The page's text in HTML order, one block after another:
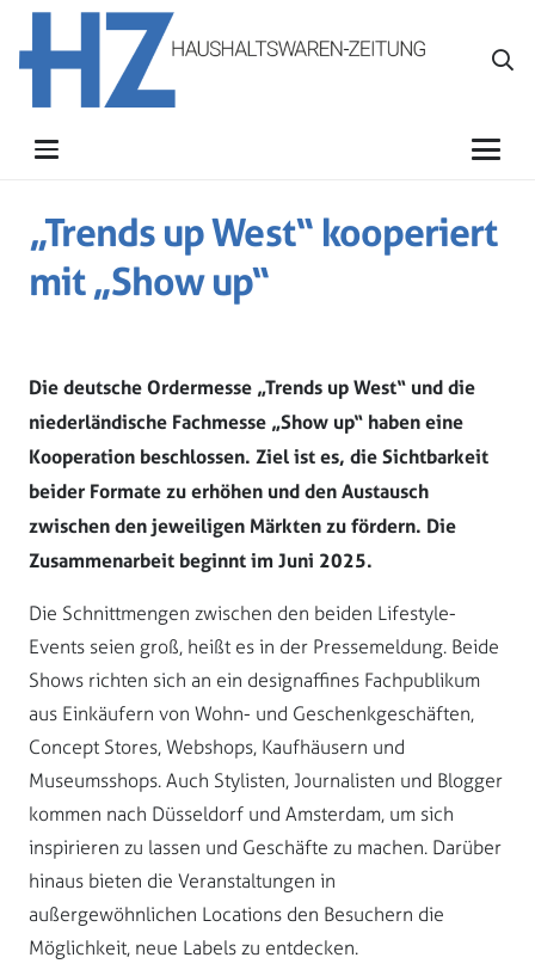
„Trends up West“ kooperiert
mit „Show up“
Die deutsche Ordermesse „Trends up West“ und die
niederländische Fachmesse „Show up“ haben eine
Kooperation beschlossen. Ziel ist es, die Sichtbarkeit
beider Formate zu erhöhen und den Austausch
zwischen den jeweiligen Märkten zu fördern. Die
Zusammenarbeit beginnt im Juni 2025.
Die Schnittmengen zwischen den beiden Lifestyle-
Events seien groß, heißt es in der Pressemeldung. Beide
Shows richten sich an ein designaffines Fachpublikum
aus Einkäufern von Wohn- und Geschenkgeschäften,
Concept Stores, Webshops, Kaufhäusern und
Museumsshops. Auch Stylisten, Journalisten und Blogger
kommen nach Düsseldorf und Amsterdam, um sich
inspirieren zu lassen und Geschäfte zu machen. Darüber
hinaus bieten die Veranstaltungen in
außergewöhnlichen Locations den Besuchern die
Möglichkeit, neue Labels zu entdecken.